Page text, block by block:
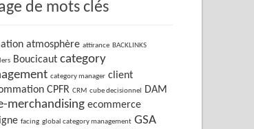
de mots clés
atmosphère attirance BACKLINKS
Boucicaut category
category manager client
CPFR CRM cube decisionnel DAM
merchandising ecommerce
facing global category management GSA